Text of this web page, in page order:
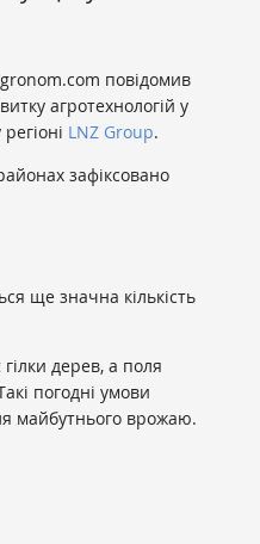
повідомив
агротехнологій у
LNZ Group.
зафіксовано
ще значна кількість
дерев, а поля
погодні умови
майбутнього врожаю.